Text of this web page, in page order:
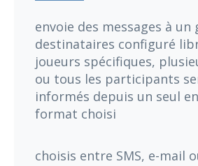
envoie des messages à un
destinataires configuré
joueurs spécifiques,
ou tous les participants
informés depuis un seul
format choisi
choisis entre SMS, e-mail